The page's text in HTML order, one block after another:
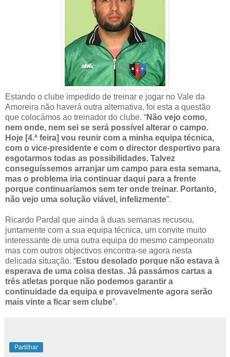
Estando o clube impedido de treinar e jogar no Vale da
Amoreira não haverá outra alternativa, foi esta a questão
que colocámos ao treinador do clube. “Não vejo como,
nem onde, nem sei se será possível alterar o campo.
Hoje [4.ª feira] vou reunir com a minha equipa técnica,
com o vice-presidente e com o director desportivo para
esgotarmos todas as possibilidades. Talvez
conseguíssemos arranjar um campo para esta semana,
mas o problema iria continuar daqui para a frente
porque continuaríamos sem ter onde treinar. Portanto,
não vejo uma solução viável, infelizmente”.
Ricardo Pardal que ainda à duas semanas recusou,
juntamente com a sua equipa técnica, um convite muito
interessante de uma outra equipa do mesmo campeonato
mas com outros objectivos encontra-se agora nesta
delicada situação. “Estou desolado porque não estava à
esperava de uma coisa destas. Já passámos cartas a
três atletas porque não podemos garantir a
continuidade da equipa e provavelmente agora serão
mais vinte a ficar sem clube”.
Partilhar